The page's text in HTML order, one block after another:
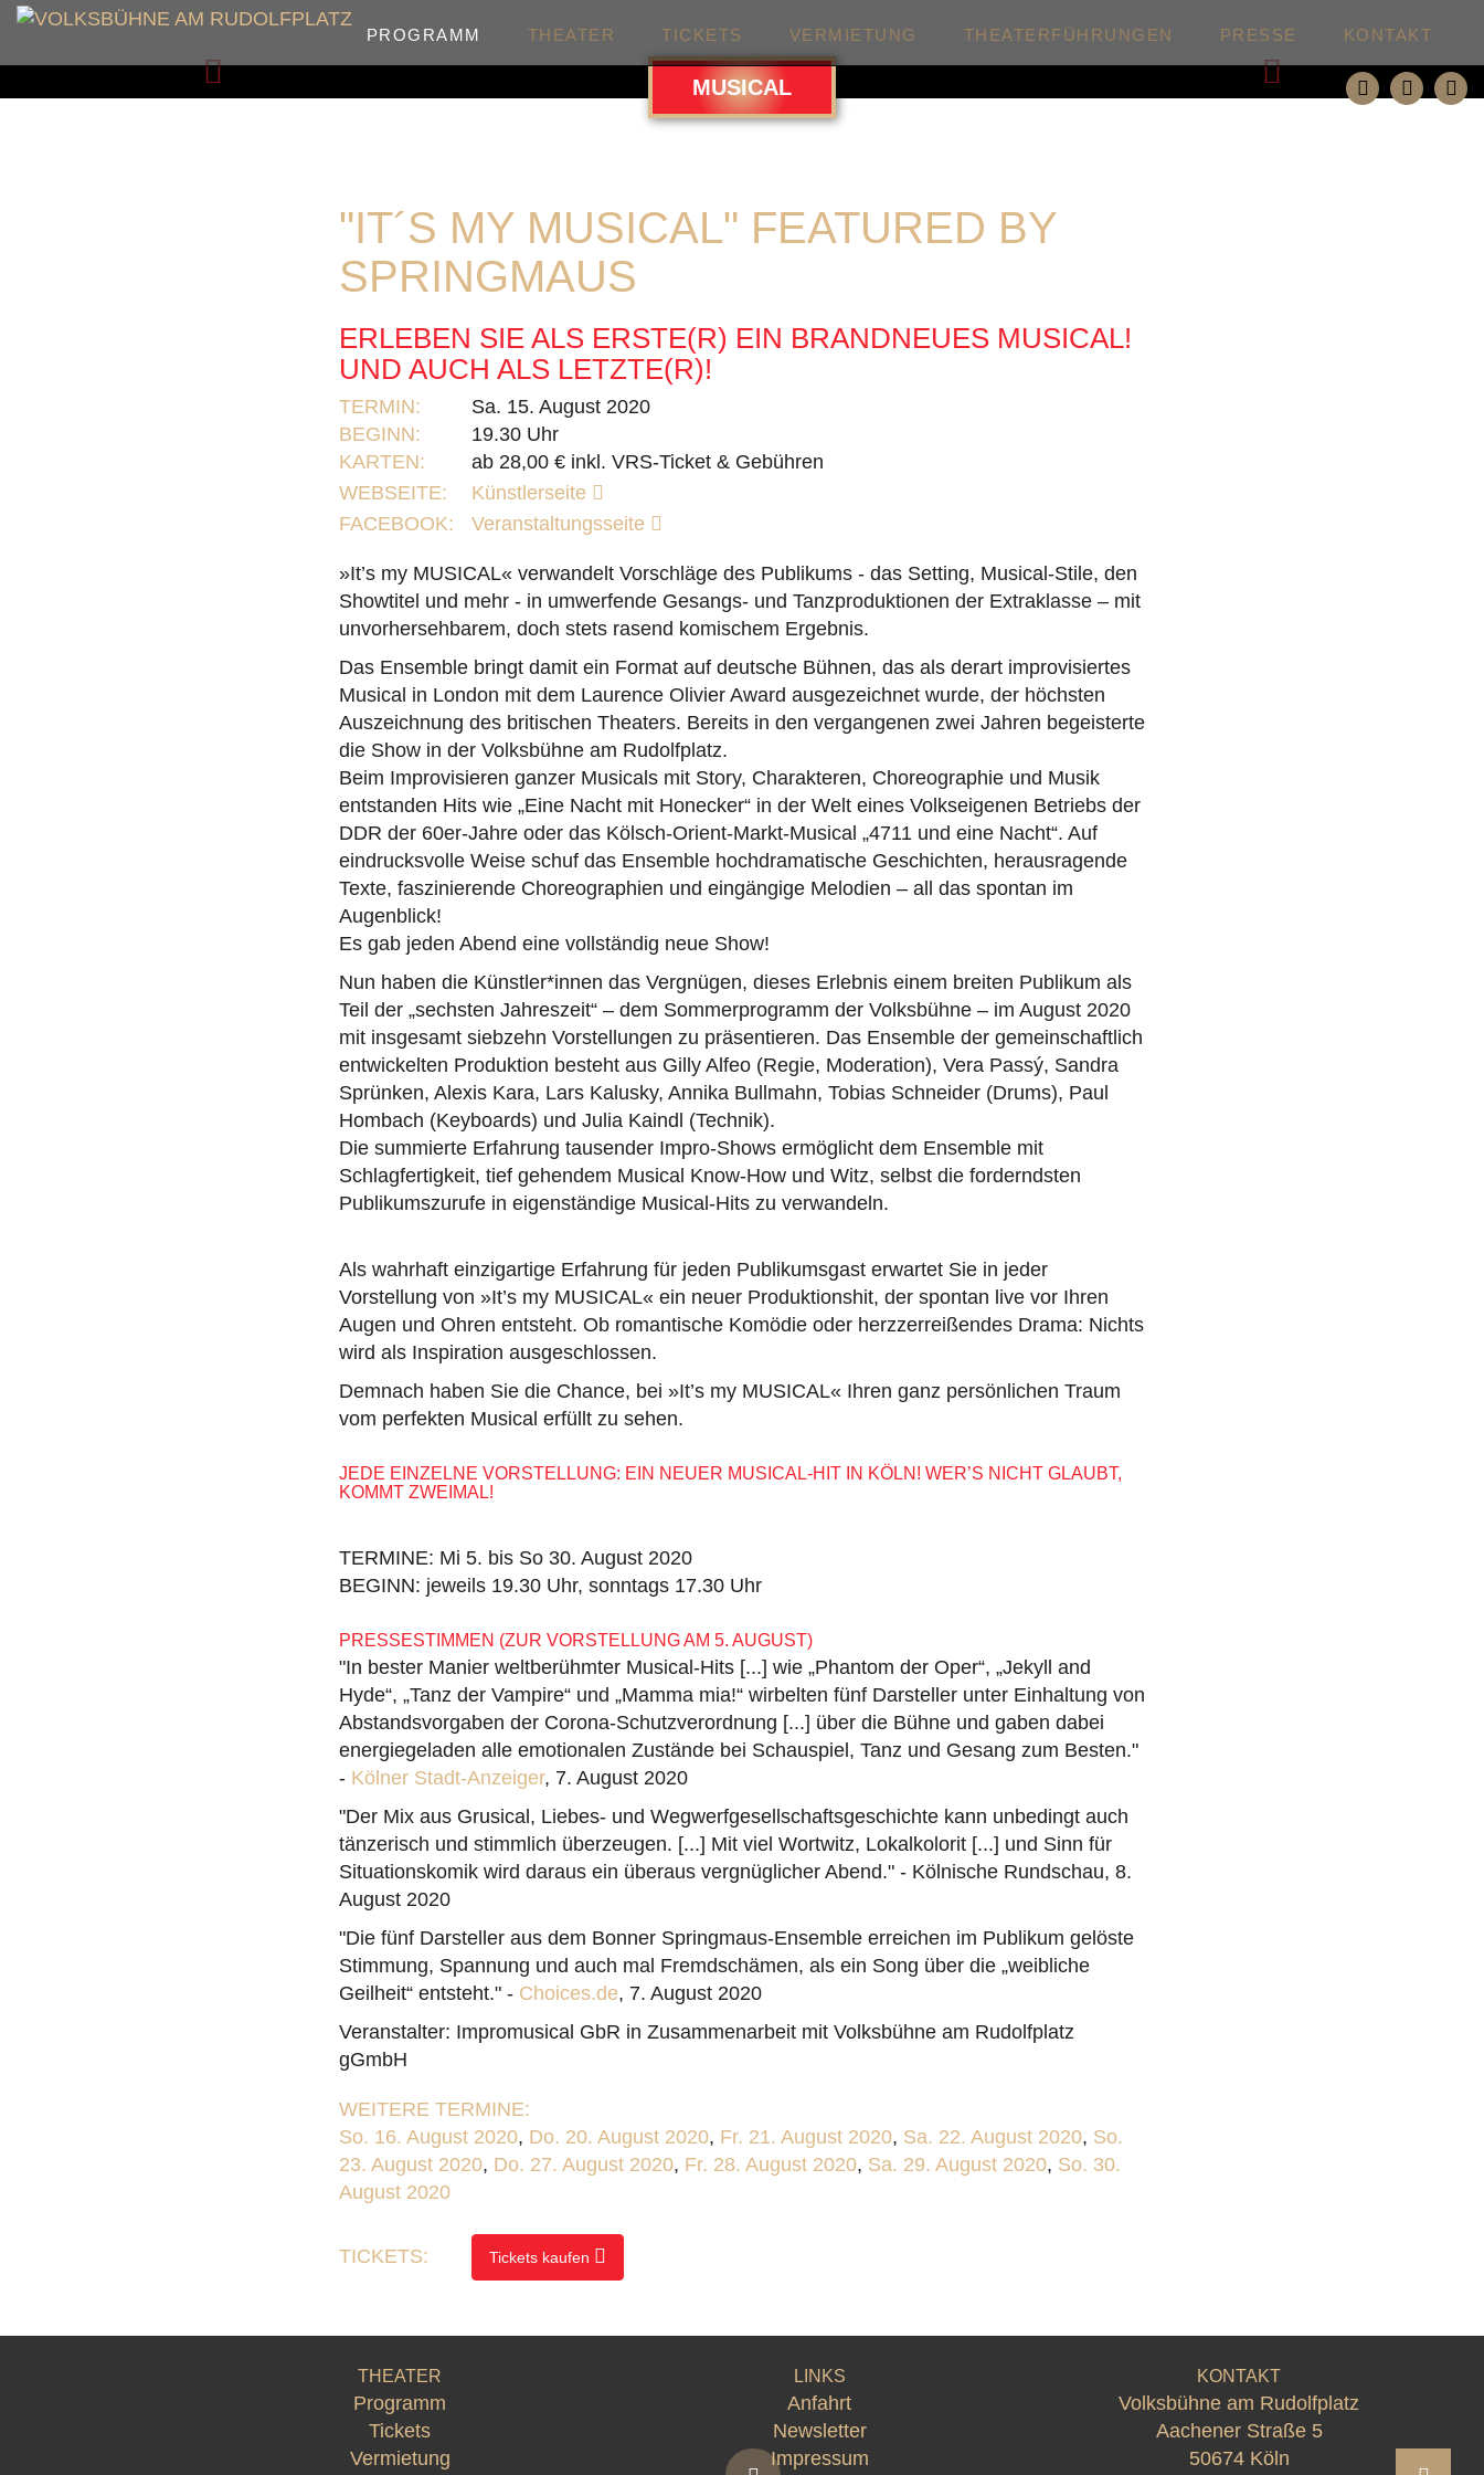
PROGRAMM THEATER TICKETS VERMIETUNG THEATERFÜHRUNGEN PRESSE KONTAKT
Zurück Weiter
MUSICAL
"IT´S MY MUSICAL" FEATURED BY
SPRINGMAUS
ERLEBEN SIE ALS ERSTE(R) EIN BRANDNEUES MUSICAL!
UND AUCH ALS LETZTE(R)!
TERMIN:
Sa. 15. August 2020
BEGINN:
19.30 Uhr
KARTEN:
ab 28,00 € inkl. VRS-Ticket & Gebühren
WEBSEITE:
Künstlerseite
FACEBOOK:
Veranstaltungsseite
»It’s my MUSICAL« verwandelt Vorschläge des Publikums - das Setting, Musical-Stile, den
Showtitel und mehr - in umwerfende Gesangs- und Tanzproduktionen der Extraklasse – mit
unvorhersehbarem, doch stets rasend komischem Ergebnis.
Das Ensemble bringt damit ein Format auf deutsche Bühnen, das als derart improvisiertes
Musical in London mit dem Laurence Olivier Award ausgezeichnet wurde, der höchsten
Auszeichnung des britischen Theaters. Bereits in den vergangenen zwei Jahren begeisterte
die Show in der Volksbühne am Rudolfplatz.
Beim Improvisieren ganzer Musicals mit Story, Charakteren, Choreographie und Musik
entstanden Hits wie „Eine Nacht mit Honecker“ in der Welt eines Volkseigenen Betriebs der
DDR der 60er-Jahre oder das Kölsch-Orient-Markt-Musical „4711 und eine Nacht“. Auf
eindrucksvolle Weise schuf das Ensemble hochdramatische Geschichten, herausragende
Texte, faszinierende Choreographien und eingängige Melodien – all das spontan im
Augenblick!
Es gab jeden Abend eine vollständig neue Show!
Nun haben die Künstler*innen das Vergnügen, dieses Erlebnis einem breiten Publikum als
Teil der „sechsten Jahreszeit“ – dem Sommerprogramm der Volksbühne – im August 2020
mit insgesamt siebzehn Vorstellungen zu präsentieren. Das Ensemble der gemeinschaftlich
entwickelten Produktion besteht aus Gilly Alfeo (Regie, Moderation), Vera Passý, Sandra
Sprünken, Alexis Kara, Lars Kalusky, Annika Bullmahn, Tobias Schneider (Drums), Paul
Hombach (Keyboards) und Julia Kaindl (Technik).
Die summierte Erfahrung tausender Impro-Shows ermöglicht dem Ensemble mit
Schlagfertigkeit, tief gehendem Musical Know-How und Witz, selbst die forderndsten
Publikumszurufe in eigenständige Musical-Hits zu verwandeln.
Als wahrhaft einzigartige Erfahrung für jeden Publikumsgast erwartet Sie in jeder
Vorstellung von »It’s my MUSICAL« ein neuer Produktionshit, der spontan live vor Ihren
Augen und Ohren entsteht. Ob romantische Komödie oder herzzerreißendes Drama: Nichts
wird als Inspiration ausgeschlossen.
Demnach haben Sie die Chance, bei »It’s my MUSICAL« Ihren ganz persönlichen Traum
vom perfekten Musical erfüllt zu sehen.
JEDE EINZELNE VORSTELLUNG: EIN NEUER MUSICAL-HIT IN KÖLN! WER’S NICHT GLAUBT,
KOMMT ZWEIMAL!
TERMINE: Mi 5. bis So 30. August 2020
BEGINN: jeweils 19.30 Uhr, sonntags 17.30 Uhr
PRESSESTIMMEN (ZUR VORSTELLUNG AM 5. AUGUST)
"In bester Manier weltberühmter Musical-Hits [...] wie „Phantom der Oper“, „Jekyll and
Hyde“, „Tanz der Vampire“ und „Mamma mia!“ wirbelten fünf Darsteller unter Einhaltung von
Abstandsvorgaben der Corona-Schutzverordnung [...] über die Bühne und gaben dabei
energiegeladen alle emotionalen Zustände bei Schauspiel, Tanz und Gesang zum Besten."
- Kölner Stadt-Anzeiger, 7. August 2020
"Der Mix aus Grusical, Liebes- und Wegwerfgesellschaftsgeschichte kann unbedingt auch
tänzerisch und stimmlich überzeugen. [...] Mit viel Wortwitz, Lokalkolorit [...] und Sinn für
Situationskomik wird daraus ein überaus vergnüglicher Abend." - Kölnische Rundschau, 8.
August 2020
"Die fünf Darsteller aus dem Bonner Springmaus-Ensemble erreichen im Publikum gelöste
Stimmung, Spannung und auch mal Fremdschämen, als ein Song über die „weibliche
Geilheit“ entsteht." - Choices.de, 7. August 2020
Veranstalter: Impromusical GbR in Zusammenarbeit mit Volksbühne am Rudolfplatz
gGmbH
WEITERE TERMINE:
So. 16. August 2020, Do. 20. August 2020, Fr. 21. August 2020, Sa. 22. August 2020, So.
23. August 2020, Do. 27. August 2020, Fr. 28. August 2020, Sa. 29. August 2020, So. 30.
August 2020
TICKETS: Tickets kaufen
THEATER
Programm
Tickets
Vermietung
LINKS
Anfahrt
Newsletter
Impressum
KONTAKT
Volksbühne am Rudolfplatz
Aachener Straße 5
50674 Köln